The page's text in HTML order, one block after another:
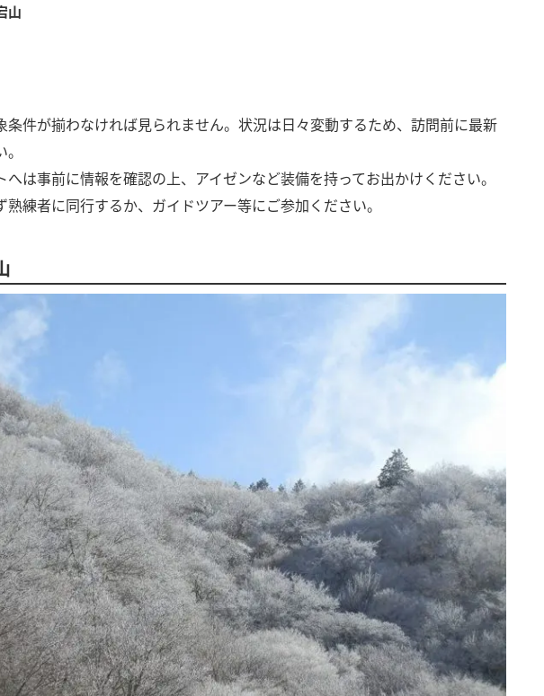
山
件が揃わなければ見られません。状況は日々変動するため、訪問前に最新
は事前に情報を確認の上、アイゼンなど装備を持ってお出かけください。
練者に同行するか、ガイドツアー等にご参加ください。